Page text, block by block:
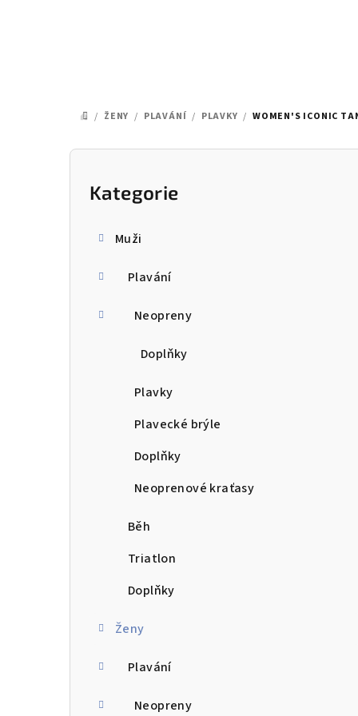
DOMŮ
/ ŽENY / PLAVÁNÍ / PLAVKY / WOMEN'S ICONIC
P
Přeskočit
kategorie
Kategorie
Muži
Plavání
Neopreny
Doplňky
Plavky
Plavecké brýle
Doplňky
Neoprenové kraťasy
Běh
Triatlon
Doplňky
Ženy
Plavání
Neopreny